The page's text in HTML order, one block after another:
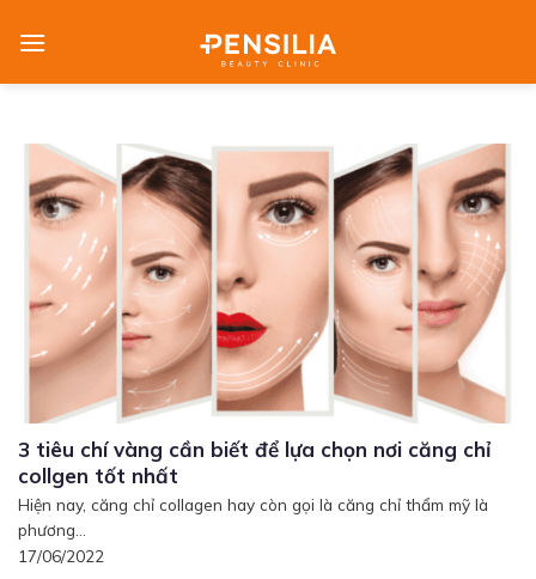
3 tiêu chí vàng cần biết để lựa chọn nơi căng chỉ
collgen tốt nhất
Hiện nay, căng chỉ collagen hay còn gọi là căng chỉ thẩm mỹ là
phương...
17/06/2022